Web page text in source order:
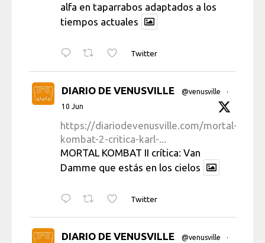
alfa en taparrabos adaptados a los
tiempos actuales
Twitter
DIARIO DE VENUSVILLE @venusville
·
10 Jun
https://diariodevenusville.com/mortal-
kombat-2-critica-karl-...
MORTAL KOMBAT II crítica: Van
Damme que estás en los cielos
Twitter
DIARIO DE VENUSVILLE @venusville
·